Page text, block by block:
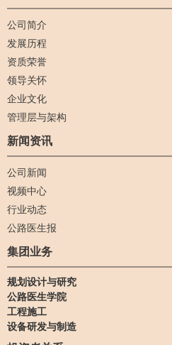
公司简介
发展历程
资质荣誉
领导关怀
企业文化
管理层与架构
新闻资讯
公司新闻
视频中心
行业动态
公路医生报
集团业务
规划设计与研究
公路医生学院
工程施工
设备研发与制造